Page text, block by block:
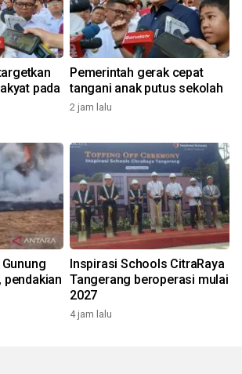
pada
Pemerintah gerak cepat
tangani anak putus sekolah
2 jam lalu
pendakian
Inspirasi Schools CitraRaya
Tangerang beroperasi mulai
2027
4 jam lalu